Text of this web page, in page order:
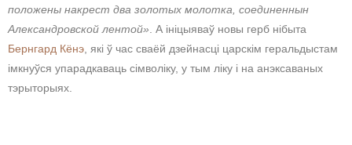
положены накрест два золотых молотка, соединеннын
Александровской лентой». А ініцыяваў новы герб нібыта
Бернгард Кёнэ, які ў час сваёй дзейнасці царскім геральдыстам
імкнуўся упарадкаваць сімволіку, у тым ліку і на анэксаваных
тэрыторыях.